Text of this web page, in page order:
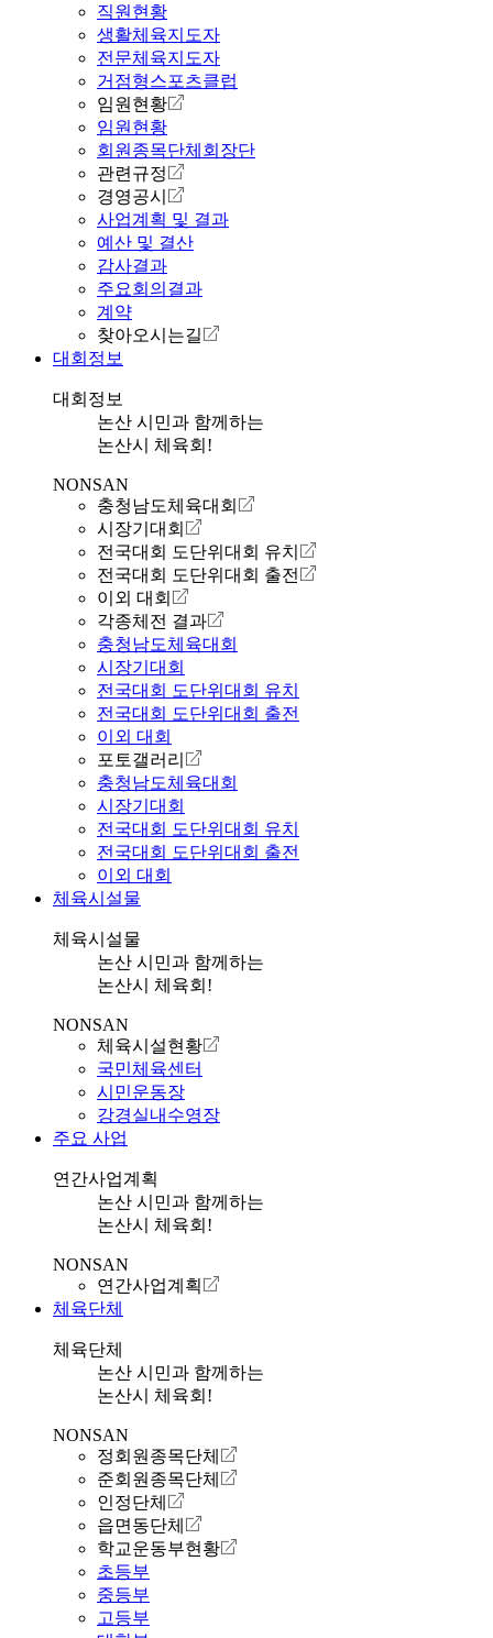
직원현황
생활체육지도자
전문체육지도자
거점형스포츠클럽
임원현황
임원현황
회원종목단체회장단
관련규정
경영공시
사업계획 및 결과
예산 및 결산
감사결과
주요회의결과
계약
찾아오시는길
대회정보
대회정보
논산 시민과 함께하는
논산시 체육회!
NONSAN
충청남도체육대회
시장기대회
전국대회 도단위대회 유치
전국대회 도단위대회 출전
이외 대회
각종체전 결과
충청남도체육대회
시장기대회
전국대회 도단위대회 유치
전국대회 도단위대회 출전
이외 대회
포토갤러리
충청남도체육대회
시장기대회
전국대회 도단위대회 유치
전국대회 도단위대회 출전
이외 대회
체육시설물
체육시설물
논산 시민과 함께하는
논산시 체육회!
NONSAN
체육시설현황
국민체육센터
시민운동장
강경실내수영장
주요 사업
연간사업계획
논산 시민과 함께하는
논산시 체육회!
NONSAN
연간사업계획
체육단체
체육단체
논산 시민과 함께하는
논산시 체육회!
NONSAN
정회원종목단체
준회원종목단체
인정단체
읍면동단체
학교운동부현황
초등부
중등부
고등부